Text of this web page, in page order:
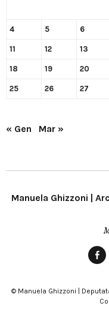
4 5 6
11 12 13
18 19 20
25 26 27
« Gen Mar »
Manuela Ghizzoni |
© Manuela Ghizzoni |